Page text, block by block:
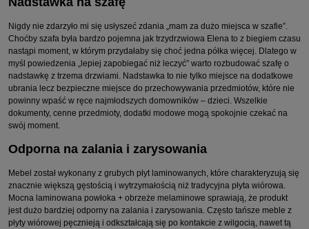
Nigdy nie zdarzyło mi się usłyszeć zdania „mam za dużo miejsca w szafie”.
Choćby szafa była bardzo pojemna jak trzydrzwiowa Elena to z biegiem czasu
nastąpi moment, w którym przydałaby się choć jedna półka więcej. Dlatego w
myśl powiedzenia „lepiej zapobiegać niż leczyć” warto rozbudować szafę o
nadstawkę z trzema drzwiami. Nadstawka to nie tylko miejsce na dodatkowe
ubrania lecz bezpieczne miejsce do przechowywania przedmiotów, które nie
powinny wpaść w ręce najmłodszych domowników – dzieci. Wszelkie
dokumenty, cenne przedmioty, dodatki modowe mogą spokojnie czekać na
swój moment.
Odporna na zalania i zarysowania
Mebel został wykonany z grubych płyt laminowanych, które charakteryzują się
znacznie większą gęstością i wytrzymałością niż tradycyjna płyta wiórowa.
Mocna laminowana powłoka + obrzeże melaminowe sprawiają, że produkt
jest dużo bardziej odporny na zalania i zarysowania. Często tańsze meble z
płyty wiórowej pęcznieją i odkształcają się po kontakcie z wilgocią, nawet tą